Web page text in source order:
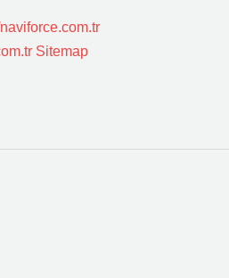
Sitemap